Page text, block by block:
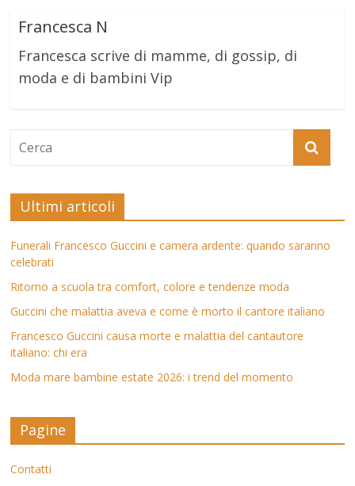
Francesca N
Francesca scrive di mamme, di gossip, di
moda e di bambini Vip
Ultimi articoli
Funerali Francesco Guccini e camera ardente: quando saranno
celebrati
Ritorno a scuola tra comfort, colore e tendenze moda
Guccini che malattia aveva e come è morto il cantore italiano
Francesco Guccini causa morte e malattia del cantautore
italiano: chi era
Moda mare bambine estate 2026: i trend del momento
Pagine
Contatti